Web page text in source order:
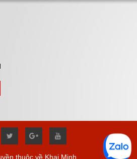
thuộc về Khai Minh